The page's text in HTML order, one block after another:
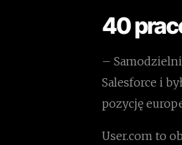
40
–
Salesforce i
pozycję
User.com to